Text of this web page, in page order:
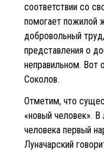
соответствии со
помогает пожилой
добровольный
представления о
неправильном. Вот
Соколов.
Отметим, что
«новый человек». В
человека первый
Луначарский